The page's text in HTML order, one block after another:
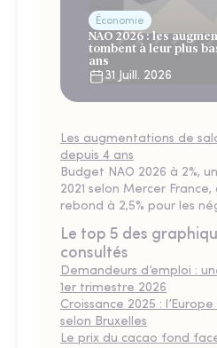
Économie
NAO 2026 : les
tombent à leur plus
ans
31 Juill. 2026
Les augmentations de
depuis 4 ans
Budget NAO 2026 à 2%,
2021 selon Mercer
rebond à 2,5% pour les
Le top 5 des
consultés
Demandeurs d’emploi :
1er trimestre 2026
Croissance 2025 :
selon Bruxelles
Le prix du cacao fond